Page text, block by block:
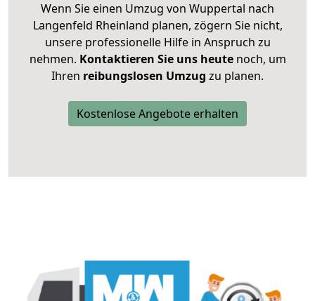
Wenn Sie einen Umzug von Wuppertal nach
Langenfeld Rheinland planen, zögern Sie nicht,
unsere professionelle Hilfe in Anspruch zu
nehmen. Kontaktieren Sie uns heutenoch, um
Ihren reibungslosen Umzug zu planen.
Kostenlose Angebote erhalten